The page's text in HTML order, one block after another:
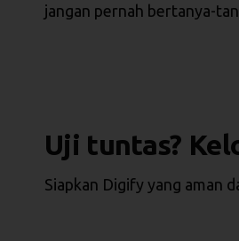
jangan pernah bertanya-
Uji tuntas?
Siapkan Digify yang aman